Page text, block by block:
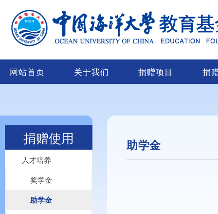
网站首页 关于我们 捐赠项目 捐
捐赠使用
人才培养
奖学金
助学金
助学金